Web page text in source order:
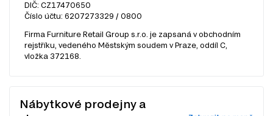
DIČ: CZ17470650
Číslo účtu: 6207273329 / 0800
Firma Furniture Retail Group s.r.o. je zapsaná v obchodním
rejstříku, vedeného Městským soudem v Praze, oddíl C,
vložka 372168.
Nábytkové prodejny a